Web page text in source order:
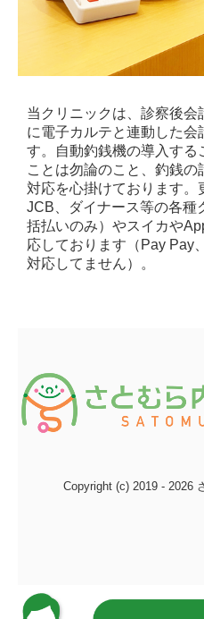
当クリニックは、診察後会
に電子カルテと連動した会
す。自動釣銭機の導入する
ことは勿論のこと、釣銭
対応を心掛けております。
JCB、ダイナース等の各種
括払いのみ）やスイカや
応しております（Pay Pay
対応してません）。
Copyright (c) 2019 - 2026